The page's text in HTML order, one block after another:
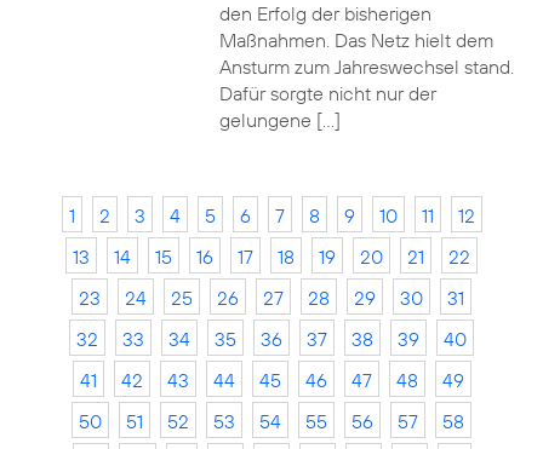
den Erfolg der bisherigen
Maßnahmen. Das Netz hielt dem
Ansturm zum Jahreswechsel stand.
Dafür sorgte nicht nur der
gelungene […]
1 2 3 4 5 6 7 8 9 10 11
12
13
14 15 16 17 18 19 20 21
22
23
24 25 26 27 28 29 30
31
32
33 34 35 36 37 38 39
40
41
42 43 44 45 46 47 48
49
50
51 52 53 54 55 56 57
58